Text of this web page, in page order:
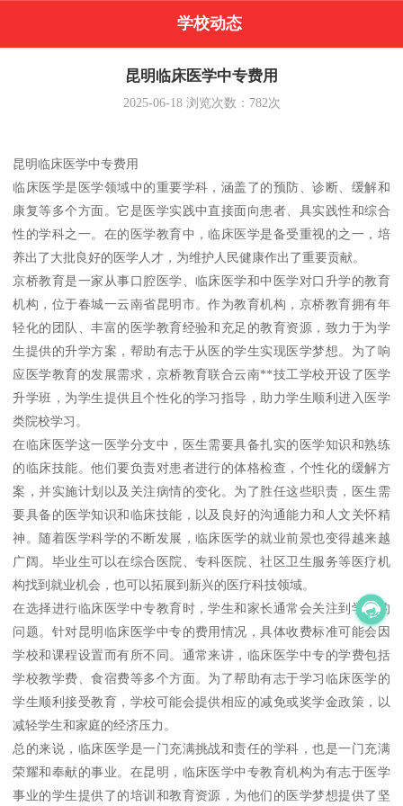
学校动态
昆明临床医学中专费用
2025-06-18浏览次数： 782次
昆明临床医学中专费用
临床医学是医学领域中的重要学科，涵盖了的预防、诊断、缓解和
康复等多个方面。它是医学实践中直接面向患者、具实践性和综合
性的学科之一。在的医学教育中，临床医学是备受重视的之一，培
养出了大批良好的医学人才，为维护人民健康作出了重要贡献。
京桥教育是一家从事口腔医学、临床医学和中医学对口升学的教育
机构，位于春城一云南省昆明市。作为教育机构，京桥教育拥有年
轻化的团队、丰富的医学教育经验和充足的教育资源，致力于为学
生提供的升学方案，帮助有志于从医的学生实现医学梦想。为了响
应医学教育的发展需求，京桥教育联合云南**技工学校开设了医学
升学班，为学生提供且个性化的学习指导，助力学生顺利进入医学
类院校学习。
在临床医学这一医学分支中，医生需要具备扎实的医学知识和熟练
的临床技能。他们要负责对患者进行的体格检查，个性化的缓解方
案，并实施计划以及关注病情的变化。为了胜任这些职责，医生需
要具备的医学知识和临床技能，以及良好的沟通能力和人文关怀精
神。随着医学科学的不断发展，临床医学的就业前景也变得越来越
广阔。毕业生可以在综合医院、专科医院、社区卫生服务等医疗机
构找到就业机会，也可以拓展到新兴的医疗科技领域。
在选择进行临床医学中专教育时，学生和家长通常会关注到学费的
问题。针对昆明临床医学中专的费用情况，具体收费标准可能会因
学校和课程设置而有所不同。通常来讲，临床医学中专的学费包括
学校教学费、食宿费等多个方面。为了帮助有志于学习临床医学的
学生顺利接受教育，学校可能会提供相应的减免或奖学金政策，以
减轻学生和家庭的经济压力。
总的来说，临床医学是一门充满挑战和责任的学科，也是一门充满
荣耀和奉献的事业。在昆明，临床医学中专教育机构为有志于医学
事业的学生提供了的培训和教育资源，为他们的医学梦想提供了坚